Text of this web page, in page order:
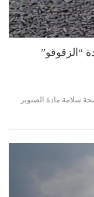
من مادة “الزقوقو”
سلامة مادة الصنوبر